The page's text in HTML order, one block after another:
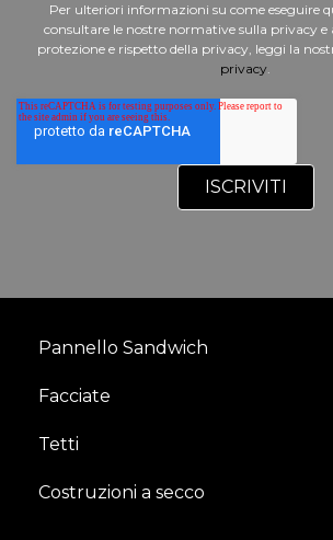
Per ulteriori informazioni su come eseguire
consultare le nostre normative sulla privacy e
protezione e rispetto della privacy, leggi la
privacy.
Pannello Sandwich
Facciate
Tetti
Costruzioni a secco